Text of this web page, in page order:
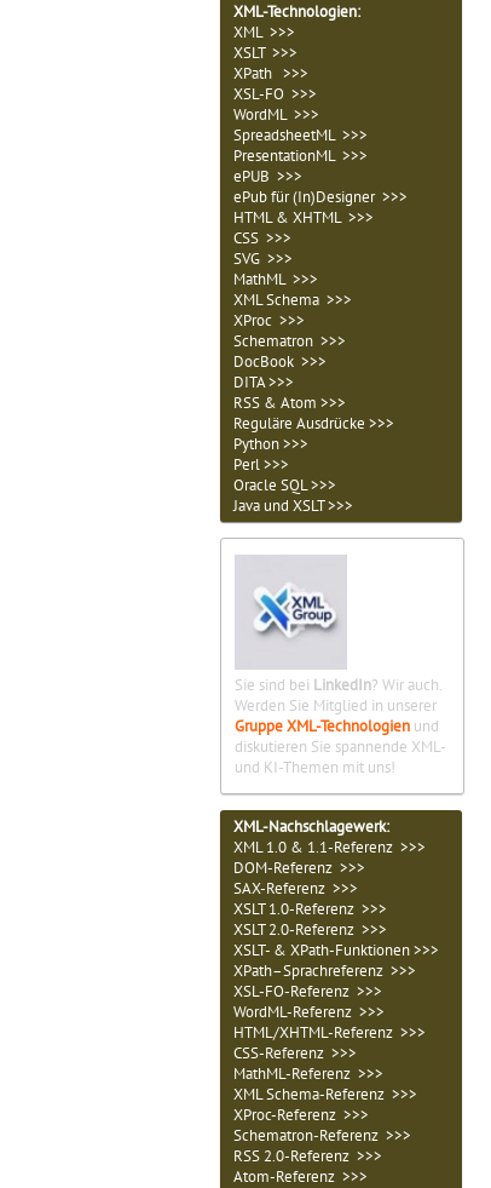
XML-Technologien:
XML >>>
XSLT >>>
XPath >>>
XSL-FO >>>
WordML >>>
SpreadsheetML >>>
PresentationML >>>
ePUB >>>
ePub für (In)Designer >>>
HTML & XHTML >>>
CSS >>>
SVG >>>
MathML >>>
XML Schema >>>
XProc >>>
Schematron >>>
DocBook >>>
DITA >>>
RSS & Atom >>>
Reguläre Ausdrücke >>>
Python >>>
Perl >>>
Oracle SQL >>>
Java und XSLT >>>
Sie sind bei LinkedIn? Wir auch.
Werden Sie Mitglied in unserer
Gruppe XML-Technologien und
diskutieren Sie spannende XML-
und KI-Themen mit uns!
XML-Nachschlagewerk:
XML 1.0 & 1.1-Referenz >>>
DOM-Referenz >>>
SAX-Referenz >>>
XSLT 1.0-Referenz >>>
XSLT 2.0-Referenz >>>
XSLT- & XPath-Funktionen >>>
XPath–Sprachreferenz >>>
XSL-FO-Referenz >>>
WordML-Referenz >>>
HTML/XHTML-Referenz >>>
CSS-Referenz >>>
MathML-Referenz >>>
XML Schema-Referenz >>>
XProc-Referenz >>>
Schematron-Referenz >>>
RSS 2.0-Referenz >>>
Atom-Referenz >>>